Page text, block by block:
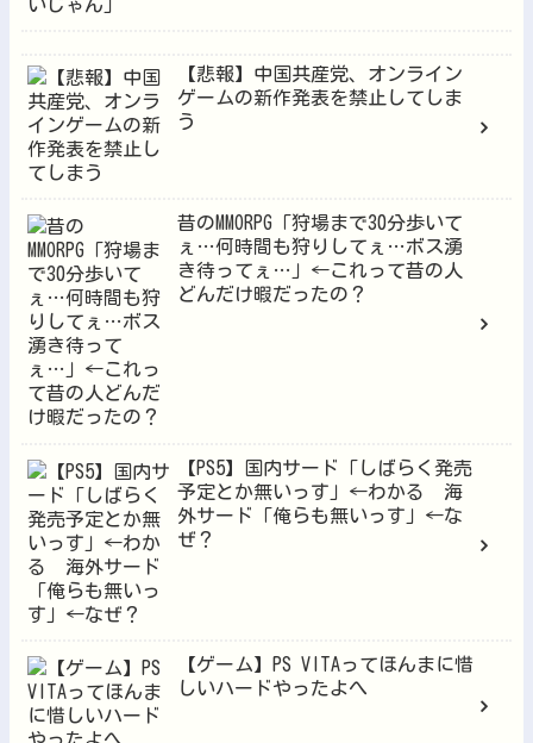
【悲報】中国共産党、オンライン
ゲームの新作発表を禁止してしま
う
昔のMMORPG「狩場まで30分歩いて
ぇ…何時間も狩りしてぇ…ボス湧
き待ってぇ…」←これって昔の人
どんだけ暇だったの？
【PS5】国内サード「しばらく発売
予定とか無いっす」←わかる 海
外サード「俺らも無いっす」←な
ぜ？
【ゲーム】PS VITAってほんまに惜
しいハードやったよへ